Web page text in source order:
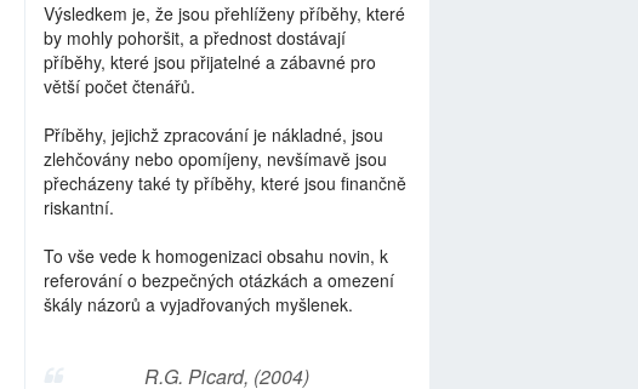
Výsledkem je, že jsou přehlíženy příběhy, které
by mohly pohoršit, a přednost dostávají
příběhy, které jsou přijatelné a zábavné pro
větší počet čtenářů.
Příběhy, jejichž zpracování je nákladné, jsou
zlehčovány nebo opomíjeny, nevšímavě jsou
přecházeny také ty příběhy, které jsou finančně
riskantní.
To vše vede k homogenizaci obsahu novin, k
referování o bezpečných otázkách a omezení
škály názorů a vyjadřovaných myšlenek.
R.G. Picard, (2004)